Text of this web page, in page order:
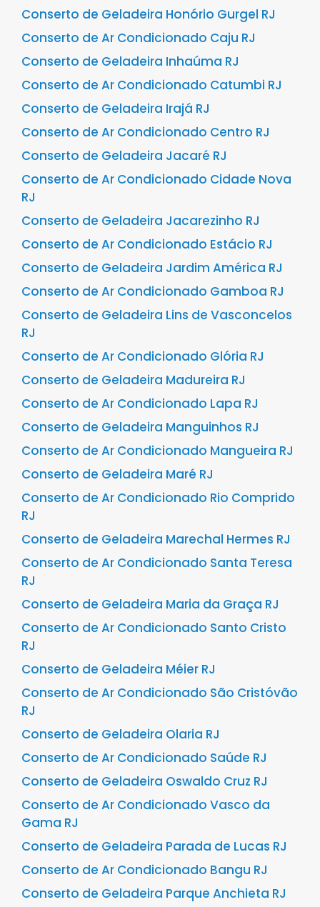
Conserto de Geladeira Honório Gurgel RJ
Conserto de Ar Condicionado Caju RJ
Conserto de Geladeira Inhaúma RJ
Conserto de Ar Condicionado Catumbi RJ
Conserto de Geladeira Irajá RJ
Conserto de Ar Condicionado Centro RJ
Conserto de Geladeira Jacaré RJ
Conserto de Ar Condicionado Cidade Nova
RJ
Conserto de Geladeira Jacarezinho RJ
Conserto de Ar Condicionado Estácio RJ
Conserto de Geladeira Jardim América RJ
Conserto de Ar Condicionado Gamboa RJ
Conserto de Geladeira Lins de Vasconcelos
RJ
Conserto de Ar Condicionado Glória RJ
Conserto de Geladeira Madureira RJ
Conserto de Ar Condicionado Lapa RJ
Conserto de Geladeira Manguinhos RJ
Conserto de Ar Condicionado Mangueira RJ
Conserto de Geladeira Maré RJ
Conserto de Ar Condicionado Rio Comprido
RJ
Conserto de Geladeira Marechal Hermes RJ
Conserto de Ar Condicionado Santa Teresa
RJ
Conserto de Geladeira Maria da Graça RJ
Conserto de Ar Condicionado Santo Cristo
RJ
Conserto de Geladeira Méier RJ
Conserto de Ar Condicionado São Cristóvão
RJ
Conserto de Geladeira Olaria RJ
Conserto de Ar Condicionado Saúde RJ
Conserto de Geladeira Oswaldo Cruz RJ
Conserto de Ar Condicionado Vasco da
Gama RJ
Conserto de Geladeira Parada de Lucas RJ
Conserto de Ar Condicionado Bangu RJ
Conserto de Geladeira Parque Anchieta RJ